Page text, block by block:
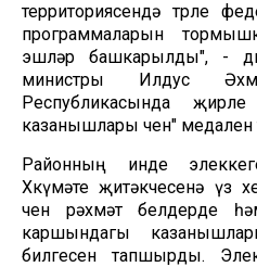
территориясендә төрле
программаларын
эшләр башкарылды", -
министры Илдус
Республикасында җирле
казанышлары өчен"
Районның инде
Хөкүмәте җитәкчесенә үз
өчен рәхмәт белдерде
каршындагы
билгесен тапшырды.